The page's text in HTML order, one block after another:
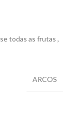
todas as frutas ,
ARCOS